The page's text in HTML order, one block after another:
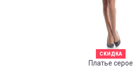
СКИДКА
Платье серое